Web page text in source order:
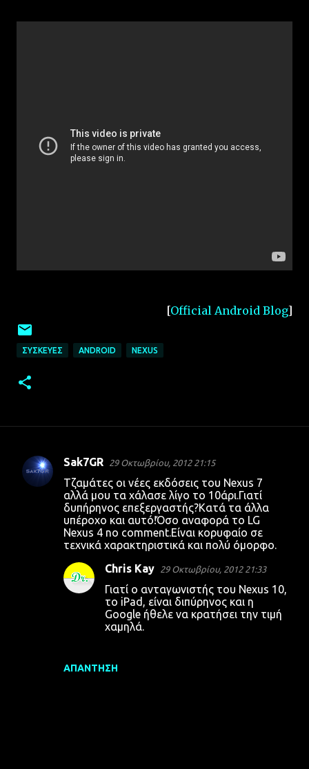
[Official Android Blog]
ΣΥΣΚΕΥΈΣ ANDROID NEXUS
Σ
Sak7GR 29 Οκτωβρίου, 2012 21:15
Τζαμάτες οι νέες εκδόσεις του Nexus 7
αλλά μου τα χάλασε λίγο το 10άρι.Γιατί
δυπήρηνος επεξεργαστής?Κατά τα άλλα
υπέροχο και αυτό!Όσο αναφορά το LG
Nexus 4 no comment.Είναι κορυφαίο σε
τεχνικά χαρακτηριστικά και πολύ όμορφο.
ΑΠΆΝΤΗΣΗ
Chris Kay 29 Οκτωβρίου, 2012 21:33
Γιατί ο ανταγωνιστής του Nexus 10,
το iPad, είναι διπύρηνος και η
Google ήθελε να κρατήσει την τιμή
χαμηλά.